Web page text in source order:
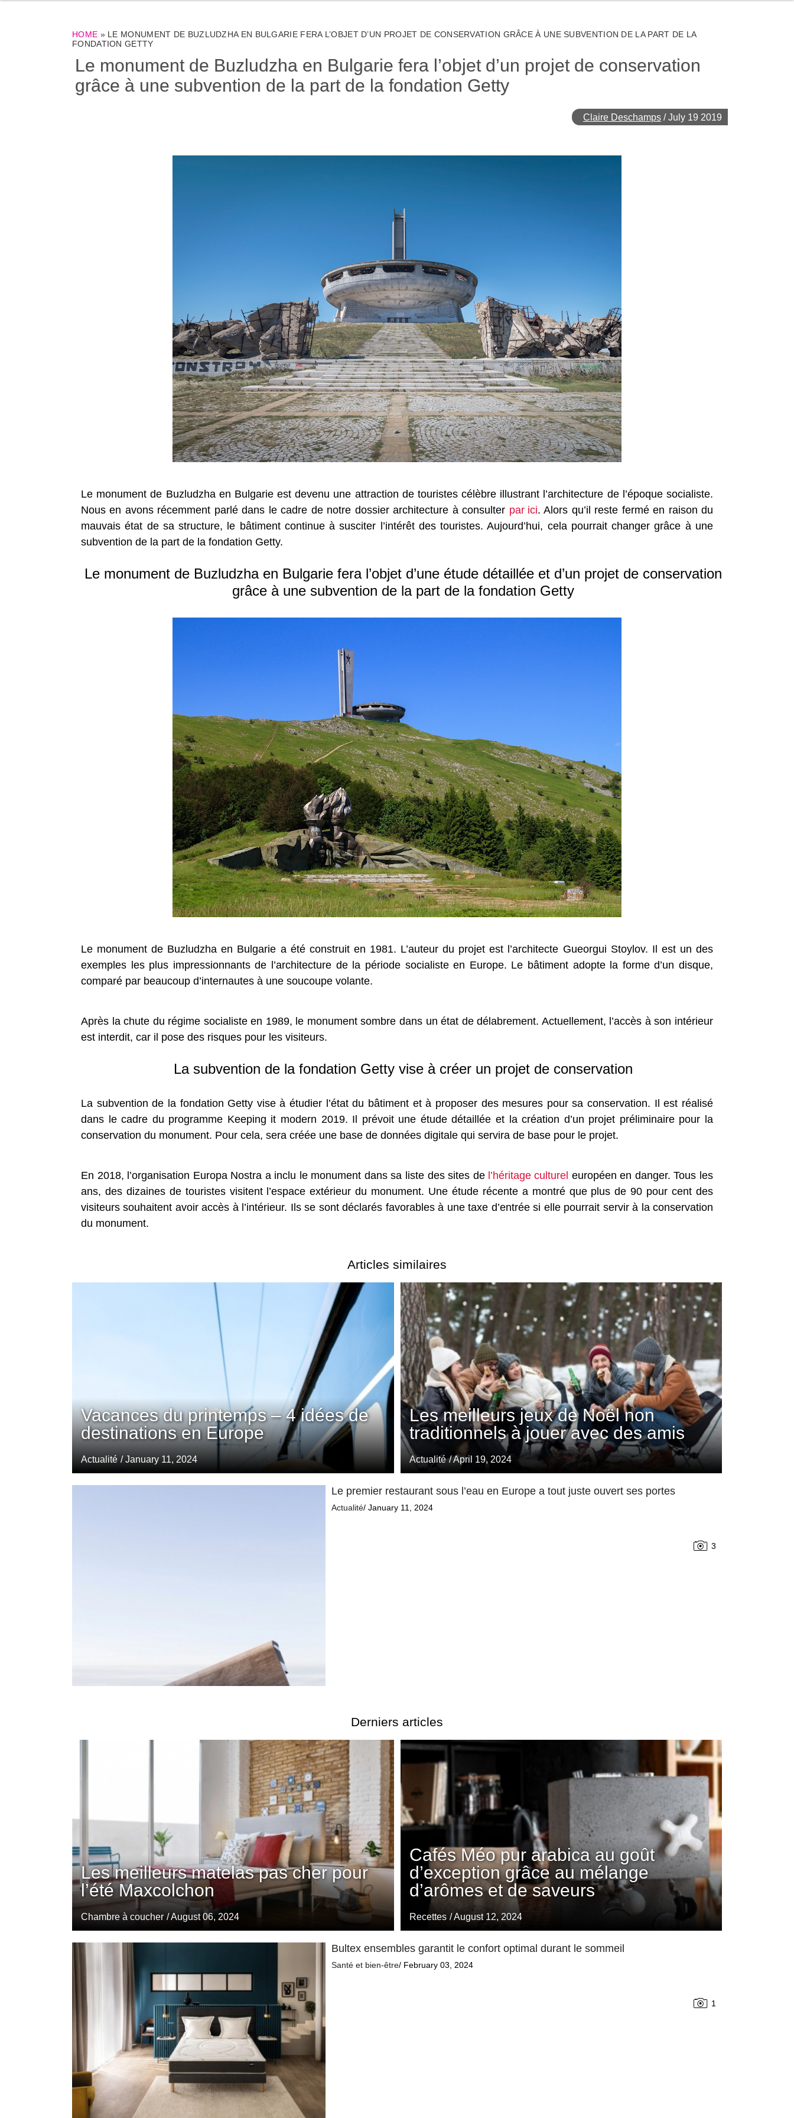
HOME » LE MONUMENT DE BUZLUDZHA EN BULGARIE FERA L’OBJET D’UN PROJET DE CONSERVATION GRÂCE À UNE SUBVENTION DE LA PART DE LA
FONDATION GETTY
Le monument de Buzludzha en Bulgarie fera l’objet d’un projet de conservation
grâce à une subvention de la part de la fondation Getty
Claire Deschamps /July 19 2019
Le monument de Buzludzha en Bulgarie est devenu une attraction de touristes célèbre illustrant l’architecture de l’époque socialiste.
Nous en avons récemment parlé dans le cadre de notre dossier architecture à consulter par ici. Alors qu’il reste fermé en raison du
mauvais état de sa structure, le bâtiment continue à susciter l’intérêt des touristes. Aujourd’hui, cela pourrait changer grâce à une
subvention de la part de la fondation Getty.
Le monument de Buzludzha en Bulgarie fera l’objet d’une étude détaillée et d’un projet de conservation
grâce à une subvention de la part de la fondation Getty
Le monument de Buzludzha en Bulgarie a été construit en 1981. L’auteur du projet est l’architecte Gueorgui Stoylov. Il est un des
exemples les plus impressionnants de l’architecture de la période socialiste en Europe. Le bâtiment adopte la forme d’un disque,
comparé par beaucoup d’internautes à une soucoupe volante.
Après la chute du régime socialiste en 1989, le monument sombre dans un état de délabrement. Actuellement, l’accès à son intérieur
est interdit, car il pose des risques pour les visiteurs.
La subvention de la fondation Getty vise à créer un projet de conservation
La subvention de la fondation Getty vise à étudier l’état du bâtiment et à proposer des mesures pour sa conservation. Il est réalisé
dans le cadre du programme Keeping it modern 2019. Il prévoit une étude détaillée et la création d’un projet préliminaire pour la
conservation du monument. Pour cela, sera créée une base de données digitale qui servira de base pour le projet.
En 2018, l’organisation Europa Nostra a inclu le monument dans sa liste des sites de l’héritage culturel européen en danger. Tous les
ans, des dizaines de touristes visitent l’espace extérieur du monument. Une étude récente a montré que plus de 90 pour cent des
visiteurs souhaitent avoir accès à l’intérieur. Ils se sont déclarés favorables à une taxe d’entrée si elle pourrait servir à la conservation
du monument.
Articles similaires
Les meilleurs jeux de Noël non
traditionnels à jouer avec des amis
Actualité / April 19, 2024
Vacances du printemps – 4 idées de
destinations en Europe
Actualité / January 11, 2024
Le premier restaurant sous l’eau en Europe a tout juste ouvert ses portes
Actualité/ January 11, 2024
3
Derniers articles
Cafés Méo pur arabica au goût
d’exception grâce au mélange
d’arômes et de saveurs
Recettes / August 12, 2024
Les meilleurs matelas pas cher pour
l’été Maxcolchon
Chambre à coucher / August 06, 2024
Bultex ensembles garantit le confort optimal durant le sommeil
Santé et bien-être/ February 03, 2024
1